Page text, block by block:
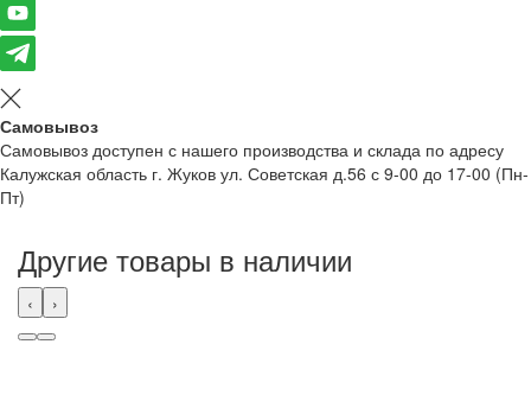
Самовывоз
Самовывоз доступен с нашего производства и склада по адресу
Калужская область г. Жуков ул. Советская д.56 с 9-00 до 17-00 (Пн-
Пт)
Другие товары в наличии
‹ ›